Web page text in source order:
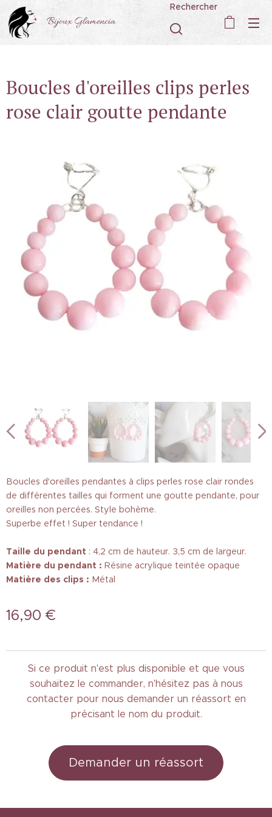
Bijoux Glamencia
Rechercher
Boucles d'oreilles clips perles
rose clair goutte pendante
Boucles d'oreilles pendantes à clips perles rose clair rondes
de différentes tailles qui forment une goutte pendante, pour
oreilles non percées. Style bohème.
Superbe effet ! Super tendance !
Taille du pendant : 4,2 cm de hauteur. 3,5 cm de largeur.
Matière du pendant : Résine acrylique teintée opaque
Matière des clips : Métal
16,90 €
Si ce produit n'est plus disponible et que vous
souhaitez le commander, n'hésitez pas à nous
contacter pour nous demander un réassort en
précisant le nom du produit.
Demander un réassort